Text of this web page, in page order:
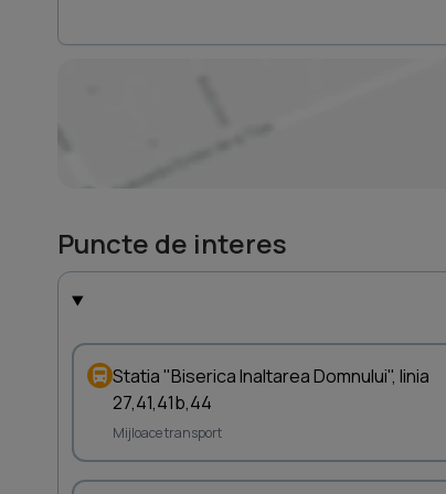
Puncte de interes
Statia "Biserica Inaltarea Domnului", linia
27,41,41b,44
Mijloace transport